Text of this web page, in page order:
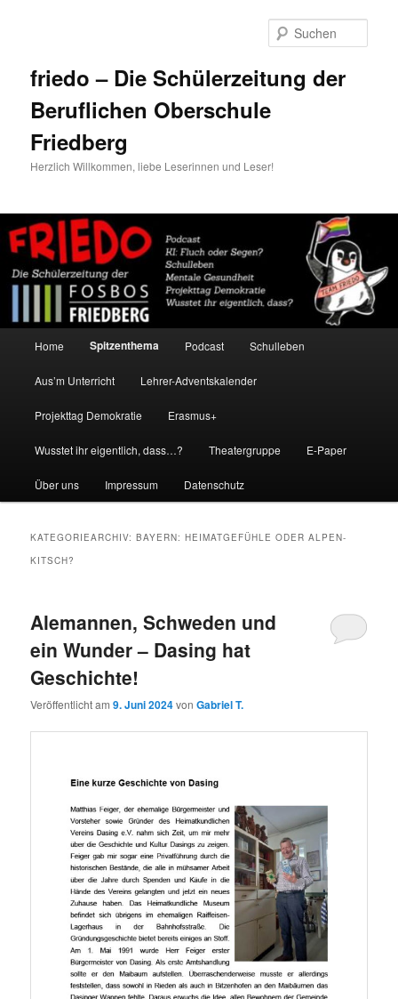
friedo – Die Schülerzeitung der
Beruflichen Oberschule
Friedberg
Herzlich Willkommen, liebe Leserinnen und Leser!
Home Spitzenthema Podcast Schulleben
Aus’m Unterricht Lehrer-Adventskalender
Projekttag Demokratie Erasmus+
Wusstet ihr eigentlich, dass…? Theatergruppe E-Paper
Über uns Impressum Datenschutz
KATEGORIEARCHIV:BAYERN: HEIMATGEFÜHLE ODER ALPEN-
KITSCH?
Alemannen, Schweden und
ein Wunder – Dasing hat
Geschichte!
Veröffentlicht am9. Juni 2024vonGabriel T.